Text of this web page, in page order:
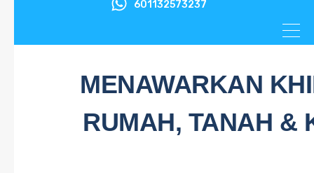
601132573237
MENAWARKAN
RUMAH, TANAH &